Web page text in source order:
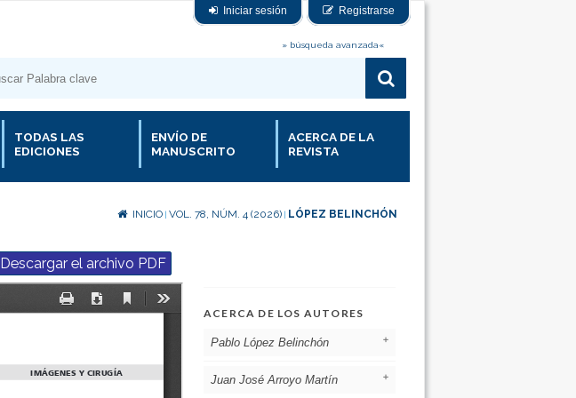
Iniciar sesión Registrarse
» búsqueda avanzada«
TODAS LAS
EDICIONES
ENVÍO DE
MANUSCRITO
ACERCA DE LA
REVISTA
INICIO VOL. 78, NÚM. 4 (2026) LÓPEZ BELINCHÓN
ACERCA DE LOS AUTORES
Pablo López Belinchón
Hospital de Denia, Denia - Alicante
Juan José Arroyo Martín
Descargar el archivo PDF